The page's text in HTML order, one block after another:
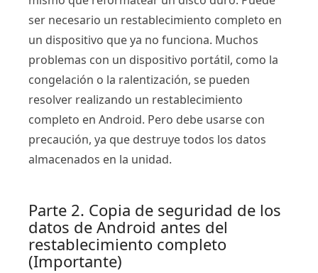
ser necesario un restablecimiento completo en
un dispositivo que ya no funciona. Muchos
problemas con un dispositivo portátil, como la
congelación o la ralentización, se pueden
resolver realizando un restablecimiento
completo en Android. Pero debe usarse con
precaución, ya que destruye todos los datos
almacenados en la unidad.
Parte 2. Copia de seguridad de los
datos de Android antes del
restablecimiento completo
(Importante)